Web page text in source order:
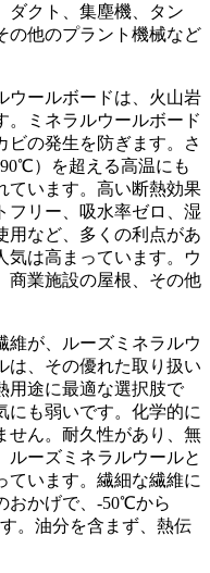
ダクト、集塵機、タン
の他のプラント機械など
ウールボードは、火山岩
。ミネラルウールボード
ビの発生を防ぎます。さ
）を超える高温にも
ています。高い断熱効果
フリー、吸水率ゼロ、湿
用など、多くの利点があ
気は高まっています。ウ
商業施設の屋根、その他
維が、ルーズミネラルウ
は、その優れた取り扱い
用途に最適な選択肢で
にも弱いです。化学的に
せん。耐久性があり、無
ルーズミネラルウールと
ています。繊細な繊維に
おかげで、-50℃から
。油分を含まず、熱伝